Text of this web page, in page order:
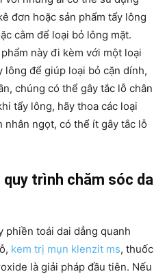
đơn hoặc sản phẩm tẩy lông
cằm để loại bỏ lông mặt.
này đi kèm với một loại
lông để giúp loại bỏ cặn dính,
chúng có thể gây tắc lỗ chân
tẩy lông, hãy thoa các loại
nhân ngọt, có thể ít gây tắc lỗ
trình chăm sóc da
toái dai dẳng quanh
kem trị mụn klenzit ms, thuốc
là giải pháp đầu tiên. Nếu